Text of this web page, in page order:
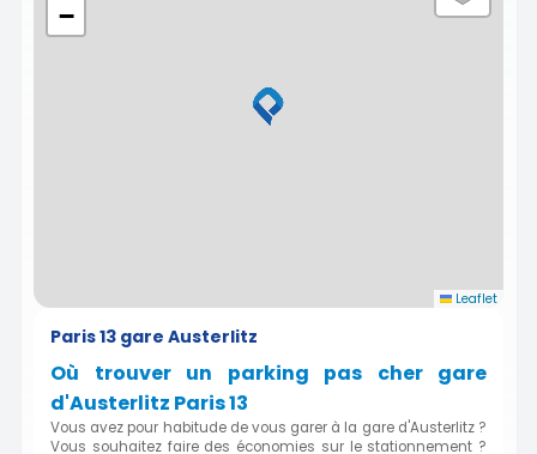
−
Leaflet
Paris 13 gare Austerlitz
Où trouver un parking pas cher gare
d'Austerlitz Paris 13
Vous avez pour habitude de vous garer à la gare d'Austerlitz ?
Vous souhaitez faire des économies sur le stationnement ?